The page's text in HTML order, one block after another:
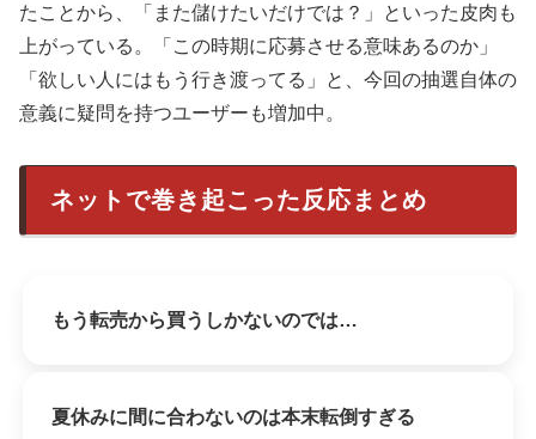
たことから、「また儲けたいだけでは？」といった皮肉も
上がっている。「この時期に応募させる意味あるのか」
「欲しい人にはもう行き渡ってる」と、今回の抽選自体の
意義に疑問を持つユーザーも増加中。
ネットで巻き起こった反応まとめ
もう転売から買うしかないのでは…
夏休みに間に合わないのは本末転倒すぎる